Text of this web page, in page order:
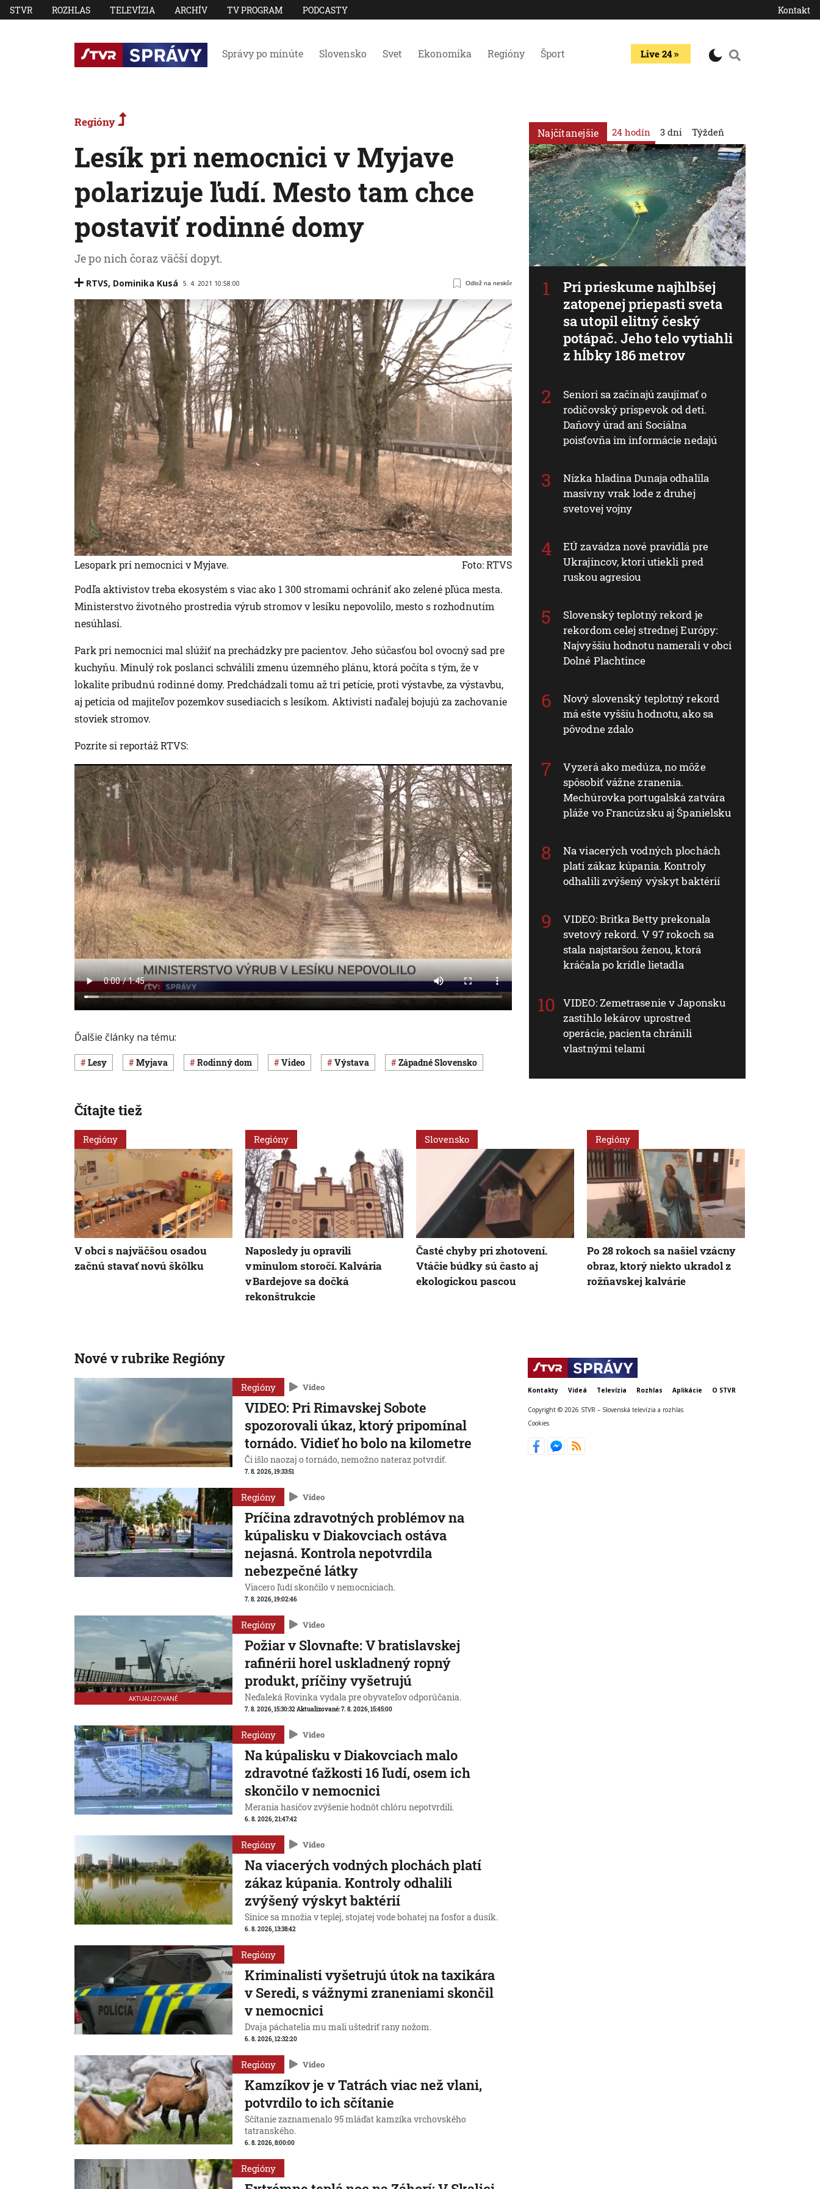
STVR ROZHLAS TELEVÍZIA ARCHÍV TV PROGRAM PODCASTY Kontakt
Správy po minúte Slovensko Svet Ekonomika Regióny Šport Live 24
Regióny
Lesík pri nemocnici v Myjave
polarizuje ľudí. Mesto tam chce
postaviť rodinné domy
Je po nich čoraz väčší dopyt.
RTVS, Dominika Kusá 5. 4. 2021 10:58:00 Odlož na neskôr
Lesopark pri nemocnici v Myjave.
Foto: RTVS
Podľa aktivistov treba ekosystém s viac ako 1 300 stromami ochrániť ako zelené pľúca mesta.
Ministerstvo životného prostredia výrub stromov v lesíku nepovolilo, mesto s rozhodnutím
nesúhlasí.
Park pri nemocnici mal slúžiť na prechádzky pre pacientov. Jeho súčasťou bol ovocný sad pre
kuchyňu. Minulý rok poslanci schválili zmenu územného plánu, ktorá počíta s tým, že v
lokalite pribudnú rodinné domy. Predchádzali tomu až tri petície, proti výstavbe, za výstavbu,
aj petícia od majiteľov pozemkov susediacich s lesíkom. Aktivisti naďalej bojujú za zachovanie
stoviek stromov.
Pozrite si reportáž RTVS:
Ďalšie články na tému:
lesy Myjava rodinný dom Video výstava západné Slovensko
Najčítanejšie 24 hodín
Pri prieskume najhlbšej
zatopenej priepasti sveta
sa utopil elitný český
potápač. Jeho telo vytiahli
z hĺbky 186 metrov
Seniori sa začínajú zaujímať o
rodičovský príspevok od detí.
Daňový úrad ani Sociálna
poisťovňa im informácie nedajú
Nízka hladina Dunaja odhalila
masívny vrak lode z druhej
svetovej vojny
EÚ zavádza nové pravidlá pre
Ukrajincov, ktorí utiekli pred
ruskou agresiou
Slovenský teplotný rekord je
rekordom celej strednej Európy:
Najvyššiu hodnotu namerali v obci
Dolné Plachtince
Nový slovenský teplotný rekord
má ešte vyššiu hodnotu, ako sa
pôvodne zdalo
Vyzerá ako medúza, no môže
spôsobiť vážne zranenia.
Mechúrovka portugalská zatvára
pláže vo Francúzsku aj Španielsku
Na viacerých vodných plochách
platí zákaz kúpania. Kontroly
odhalili zvýšený výskyt baktérií
VIDEO: Britka Betty prekonala
svetový rekord. V 97 rokoch sa
stala najstaršou ženou, ktorá
kráčala po krídle lietadla
VIDEO: Zemetrasenie v Japonsku
zastihlo lekárov uprostred
operácie, pacienta chránili
vlastnými telami
3 dni Týždeň
Čítajte tiež
Regióny
V obci s najväčšou osadou
začnú stavať novú škôlku
Regióny
Naposledy ju opravili
v minulom storočí. Kalvária
v Bardejove sa dočká
rekonštrukcie
Slovensko
Časté chyby pri zhotovení.
Vtáčie búdky sú často aj
ekologickou pascou
Regióny
Po 28 rokoch sa našiel vzácny
obraz, ktorý niekto ukradol z
rožňavskej kalvárie
Nové v rubrike Regióny
Regióny Video
VIDEO: Pri Rimavskej Sobote
spozorovali úkaz, ktorý pripomínal
tornádo. Vidieť ho bolo na kilometre
Či išlo naozaj o tornádo, nemožno nateraz potvrdiť.
7. 8. 2026, 19:33:51
Regióny Video
Príčina zdravotných problémov na
kúpalisku v Diakovciach ostáva
nejasná. Kontrola nepotvrdila
nebezpečné látky
Viacero ľudí skončilo v nemocniciach.
7. 8. 2026, 19:02:46
AKTUALIZOVANÉ
Regióny Video
Požiar v Slovnafte: V bratislavskej
rafinérii horel uskladnený ropný
produkt, príčiny vyšetrujú
Neďaleká Rovinka vydala pre obyvateľov odporúčania.
7. 8. 2026, 15:30:32Aktualizované:7. 8. 2026, 15:45:00
Regióny Video
Na kúpalisku v Diakovciach malo
zdravotné ťažkosti 16 ľudí, osem ich
skončilo v nemocnici
Merania hasičov zvýšenie hodnôt chlóru nepotvrdili.
6. 8. 2026, 21:47:42
Regióny Video
Na viacerých vodných plochách platí
zákaz kúpania. Kontroly odhalili
zvýšený výskyt baktérií
Sinice sa množia v teplej, stojatej vode bohatej na fosfor a dusík.
6. 8. 2026, 13:38:42
Regióny
Kriminalisti vyšetrujú útok na taxikára
v Seredi, s vážnymi zraneniami skončil
v nemocnici
Dvaja páchatelia mu mali uštedriť rany nožom.
6. 8. 2026, 12:32:20
Regióny Video
Kamzíkov je v Tatrách viac než vlani,
potvrdilo to ich sčítanie
Sčítanie zaznamenalo 95 mláďat kamzíka vrchovského
tatranského.
6. 8. 2026, 8:00:00
Regióny
Kontakty Videá Televízia Rozhlas Aplikácie O STVR
Copyright © 2026 STVR – Slovenská televízia a rozhlas
Cookies